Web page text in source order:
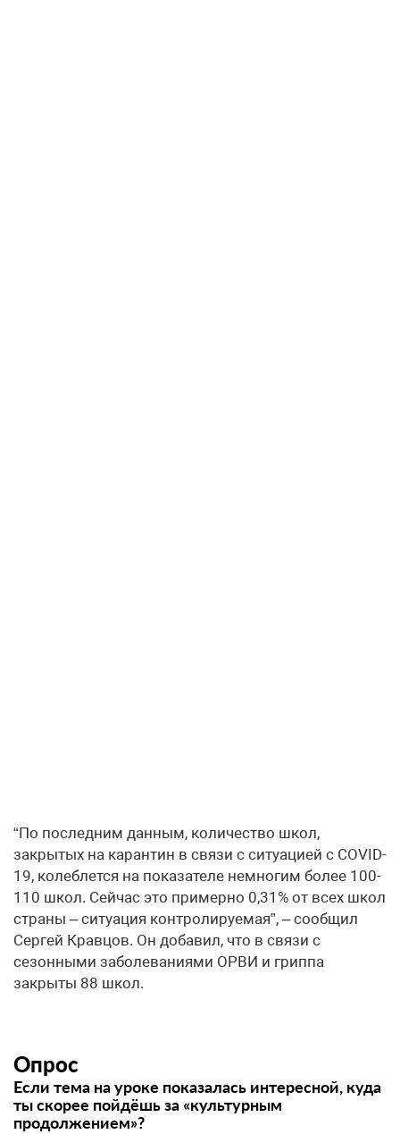
“По последним данным, количество школ,
закрытых на карантин в связи с ситуацией с COVID-
19, колеблется на показателе немногим более 100-
110 школ. Сейчас это примерно 0,31% от всех школ
страны – ситуация контролируемая”, – сообщил
Сергей Кравцов. Он добавил, что в связи с
сезонными заболеваниями ОРВИ и гриппа
закрыты 88 школ.
Опрос
Если тема на уроке показалась интересной, куда
ты скорее пойдёшь за «культурным
продолжением»?